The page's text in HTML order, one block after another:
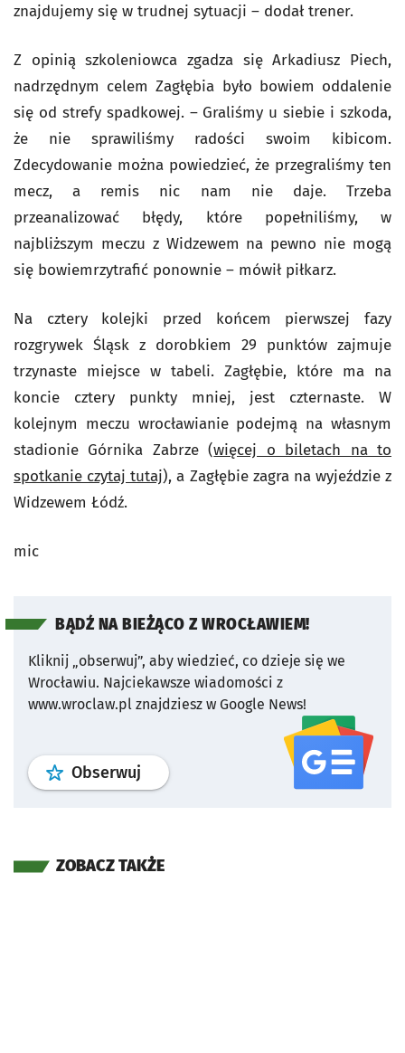
znajdujemy się w trudnej sytuacji – dodał trener.
Z opinią szkoleniowca zgadza się Arkadiusz Piech,
nadrzędnym celem Zagłębia było bowiem oddalenie
się od strefy spadkowej. – Graliśmy u siebie i szkoda,
że nie sprawiliśmy radości swoim kibicom.
Zdecydowanie można powiedzieć, że przegraliśmy ten
mecz, a remis nic nam nie daje. Trzeba
przeanalizować błędy, które popełniliśmy, w
najbliższym meczu z Widzewem na pewno nie mogą
się bowiemrzytrafić ponownie – mówił piłkarz.
Na cztery kolejki przed końcem pierwszej fazy
rozgrywek Śląsk z dorobkiem 29 punktów zajmuje
trzynaste miejsce w tabeli. Zagłębie, które ma na
koncie cztery punkty mniej, jest czternaste. W
kolejnym meczu wrocławianie podejmą na własnym
stadionie Górnika Zabrze (więcej o biletach na to
spotkanie czytaj tutaj), a Zagłębie zagra na wyjeździe z
Widzewem Łódź.
mic
BĄDŹ NA BIEŻĄCO Z WROCŁAWIEM!
Kliknij „obserwuj”, aby wiedzieć, co dzieje się we
Wrocławiu. Najciekawsze wiadomości z
www.wroclaw.pl znajdziesz w Google News!
Obserwuj profil serwisu
ZOBACZ TAKŻE